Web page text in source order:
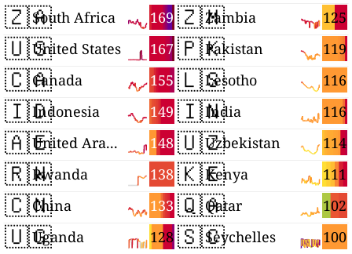
🇿🇦 169
South Africa
🇺🇸 167
United States
🇨🇦 155
Canada
🇮🇩 149
Indonesia
🇦🇪 148
United Arab Emirates
🇷🇼 138
Rwanda
🇨🇳 133
China
🇺🇬 128
Uganda
🇿🇲 125
Zambia
🇵🇰 119
Pakistan
🇱🇸 116
Lesotho
🇮🇳 116
India
🇺🇿 114
Uzbekistan
🇰🇪 111
Kenya
🇶🇦 102
Qatar
🇸🇨 100
Seychelles